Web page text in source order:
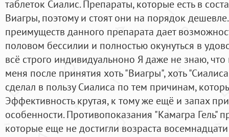
таблеток Сиалис. Препараты, которые есть в
Виагры, поэтому и стоят они на порядок
преимуществ данного препарата дает
половом бессилии и полностью окунуться в
всё строго индивидуальноно Я даже не знаю, что
меня после принятия хоть "Виагры", хоть
сделал в пользу Сиалиса по тем причинам,
Эффективность крутая, к тому же ещё и запах
особенности. Противопоказания "Камагра Гель"
которые еще не достигли возраста